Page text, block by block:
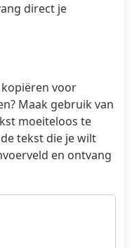
direct je
voor
Maak gebruik van
moeiteloos te
tekst die je wilt
en ontvang